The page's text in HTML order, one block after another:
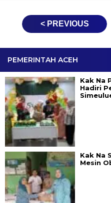
PEMERINTAH ACEH
Kak Na
Hadiri
Kak Na
Mesin
< PREVIOUS